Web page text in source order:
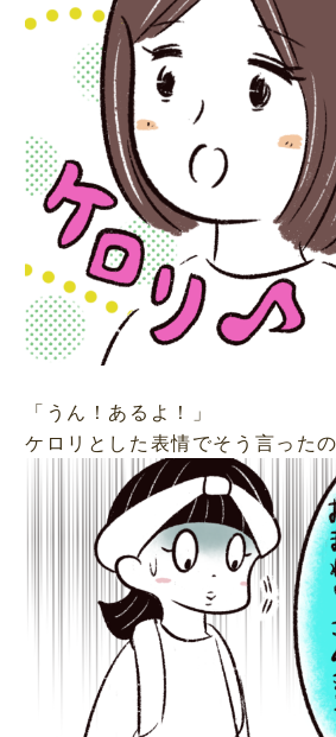
「うん！あるよ！」
ケロリとした表情でそう言ったの